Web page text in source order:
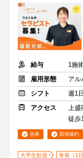
給与
1施
雇用形態
アル
シフト
週1
アクセス
上盛
徒歩
急募 面接確約
大学生歓迎 単発（1日